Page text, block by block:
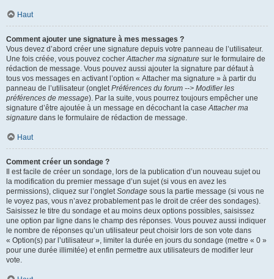
Haut
Comment ajouter une signature à mes messages ?
Vous devez d’abord créer une signature depuis votre panneau de l’utilisateur.
Une fois créée, vous pouvez cocherAttacher ma signature sur le formulaire de
rédaction de message. Vous pouvez aussi ajouter la signature par défaut à
tous vos messages en activant l’option « Attacher ma signature » à partir du
panneau de l’utilisateur (ongletPréférences du forum --> Modifier les
préférences de message). Par la suite, vous pourrez toujours empêcher une
signature d’être ajoutée à un message en décochant la caseAttacher ma
signature dans le formulaire de rédaction de message.
Haut
Comment créer un sondage ?
Il est facile de créer un sondage, lors de la publication d’un nouveau sujet ou
la modification du premier message d’un sujet (si vous en avez les
permissions), cliquez sur l’ongletSondage sous la partie message (si vous ne
le voyez pas, vous n’avez probablement pas le droit de créer des sondages).
Saisissez le titre du sondage et au moins deux options possibles, saisissez
une option par ligne dans le champ des réponses. Vous pouvez aussi indiquer
le nombre de réponses qu’un utilisateur peut choisir lors de son vote dans
« Option(s) par l’utilisateur », limiter la durée en jours du sondage (mettre « 0 »
pour une durée illimitée) et enfin permettre aux utilisateurs de modifier leur
vote.